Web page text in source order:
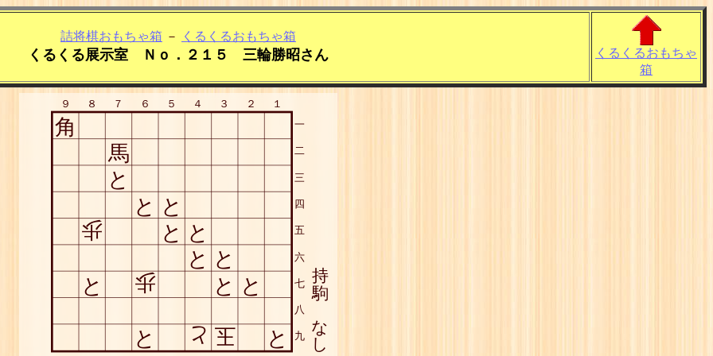
詰将棋おもちゃ箱 － くるくるおもちゃ箱
くるくる展示室 Ｎｏ．２１５ 三輪勝昭さん
くるくるおもちゃ
箱
９
一
８
二
７
三
６
四
５
五
４
六
３
七
２
八
１
九
角
馬
と
と と
歩
と と
と と
と
歩 と と
と と 玉 と し
な
駒
持